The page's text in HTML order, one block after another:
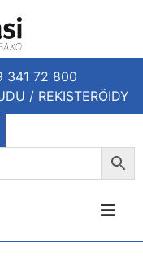
341 72 800
/ REKISTERÖIDY